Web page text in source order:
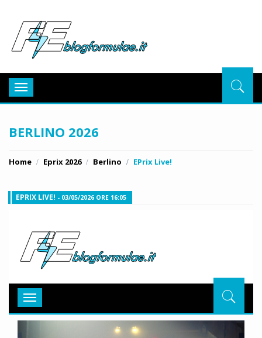
Toggle
navigation
BERLINO 2026
Home Eprix 2026 Berlino EPrix Live!
EPRIX LIVE! - 03/05/2026 ORE 16:05